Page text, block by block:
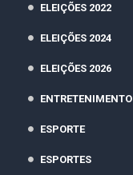
ELEIÇÕES 2022
ELEIÇÕES 2024
ELEIÇÕES 2026
ENTRETENIMENTO
ESPORTE
ESPORTES